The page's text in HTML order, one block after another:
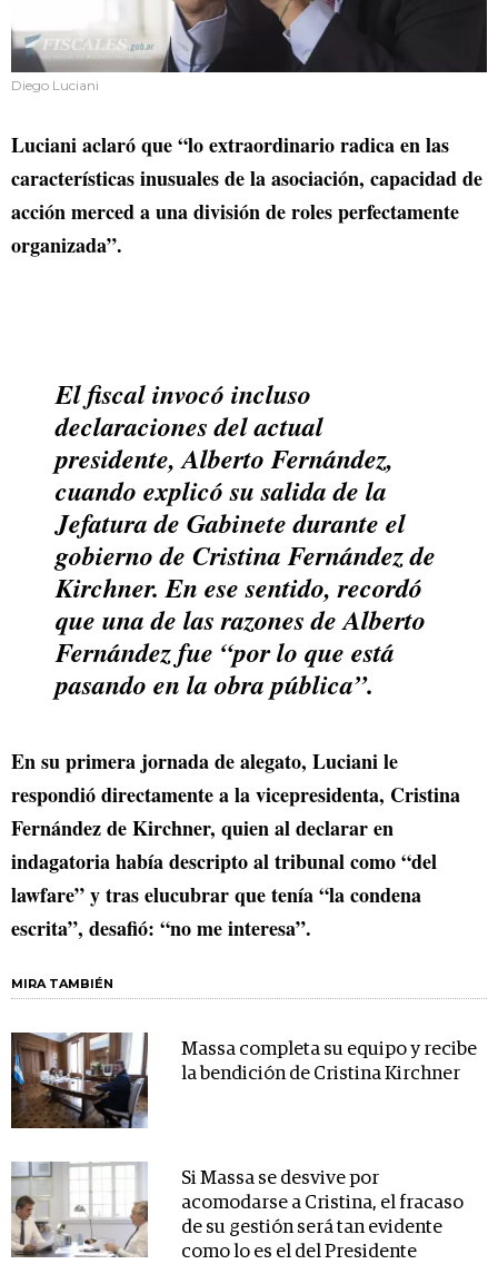
Diego Luciani
Luciani aclaró que “lo extraordinario radica en las
características inusuales de la asociación, capacidad de
acción merced a una división de roles perfectamente
organizada”.
El fiscal invocó incluso
declaraciones del actual
presidente, Alberto Fernández,
cuando explicó su salida de la
Jefatura de Gabinete durante el
gobierno de Cristina Fernández de
Kirchner. En ese sentido, recordó
que una de las razones de Alberto
Fernández fue “por lo que está
pasando en la obra pública”.
En su primera jornada de alegato, Luciani le
respondió directamente a la vicepresidenta, Cristina
Fernández de Kirchner, quien al declarar en
indagatoria había descripto al tribunal como “del
lawfare” y tras elucubrar que tenía “la condena
escrita”, desafió: “no me interesa”.
MIRA TAMBIÉN
Massa completa su equipo y recibe
la bendición de Cristina Kirchner
Si Massa se desvive por
acomodarse a Cristina, el fracaso
de su gestión será tan evidente
como lo es el del Presidente